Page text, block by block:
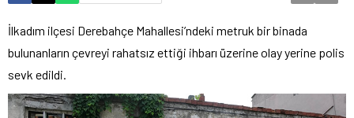
İlkadım ilçesi Derebahçe Mahallesi’ndeki metruk bir binada
bulunanların çevreyi rahatsız ettiği ihbarı üzerine olay yerine polis
sevk edildi.